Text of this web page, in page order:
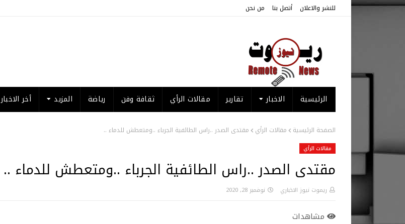
للنشر والاعلان أتصل بنا من نحن
الرئيسية الاخبار تقارير مقالات الرأي ثقافة وفن رياضة المزيد أخر الاخبار
الصفحة الرئيسية مقالات الرأي مقتدى الصدر ..راس الطائفية الجرباء ..ومتعطش للدماء ..
مقالات الرأي
مقتدى الصدر ..راس الطائفية الجرباء ..ومتعطش للدماء ..
ريموت نيوز الاخباري نوفمبر 28, 2020
مشاهدات